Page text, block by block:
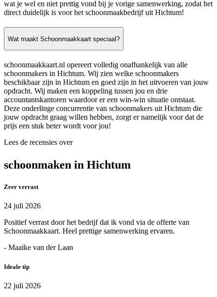
wat je wel en niet prettig vond bij je vorige samenwerking, zodat het
direct duidelijk is voor het schoonmaakbedrijf uit Hichtum!
Wat maakt Schoonmaakkaart speciaal?
schoonmaakkaart.nl opereert volledig onafhankelijk van alle
schoonmakers in Hichtum. Wij zien welke schoonmakers
beschikbaar zijn in Hichtum en goed zijn in het uitvoeren van jouw
opdracht. Wij maken een koppeling tussen jou en drie
accountantskantoren waardoor er een win-win situatie ontstaat.
Deze onderlinge concurrentie van schoonmakers uit Hichtum die
jouw opdracht graag willen hebben, zorgt er namelijk voor dat de
prijs een stuk beter wordt voor jou!
Lees de recensies over
schoonmaken in Hichtum
Zeer verrast
24 juli 2026
Positief verrast door het bedrijf dat ik vond via de offerte van
Schoonmaakkaart. Heel prettige samenwerking ervaren.
- Maaike van der Laan
Ideale tip
22 juli 2026